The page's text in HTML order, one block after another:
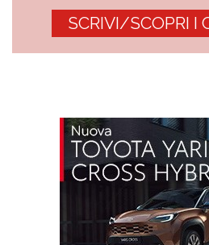
SCRIVI/SCOPRI I